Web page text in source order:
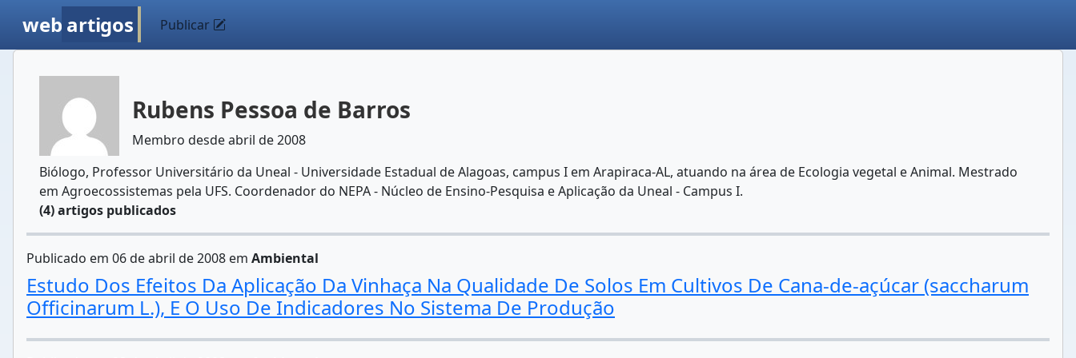
web artigos Publicar
Rubens Pessoa de Barros
Membro desde abril de 2008
Biólogo, Professor Universitário da Uneal - Universidade Estadual de Alagoas, campus I em Arapiraca-AL, atuando na área de Ecologia vegetal e Animal. Mestrado
em Agroecossistemas pela UFS. Coordenador do NEPA - Núcleo de Ensino-Pesquisa e Aplicação da Uneal - Campus I.
(4) artigos publicados
Publicado em 06 de abril de 2008 em Ambiental
Estudo Dos Efeitos Da Aplicação Da Vinhaça Na Qualidade De Solos Em Cultivos De Cana-de-açúcar (saccharum
Officinarum L.), E O Uso De Indicadores No Sistema De Produção